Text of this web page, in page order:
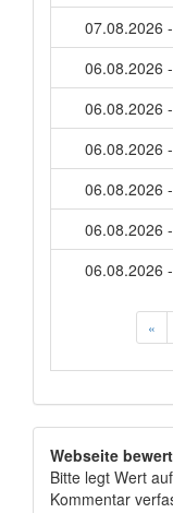
07.08.2026
06.08.2026
06.08.2026
06.08.2026
06.08.2026
06.08.2026
06.08.2026
«
Webseite
Bitte legt Wert
Kommentar